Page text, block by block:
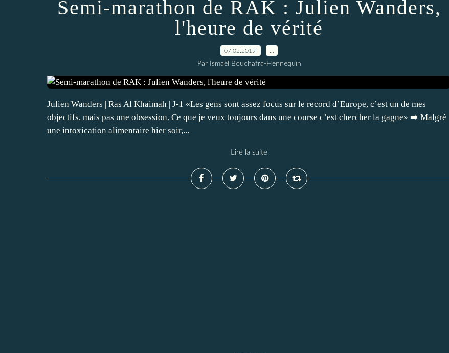
Semi-marathon de RAK : Julien Wanders,
l'heure de vérité
07.02.2019
Par Ismaël Bouchafra-Hennequin
Julien Wanders | Ras Al Khaimah | J-1 «Les gens sont assez focus sur le record d’Europe, c’est un de mes
objectifs, mais pas une obsession. Ce que je veux toujours dans une course c’est chercher la gagne» ➡️ Malgré
une intoxication alimentaire hier soir,...
Lire la suite